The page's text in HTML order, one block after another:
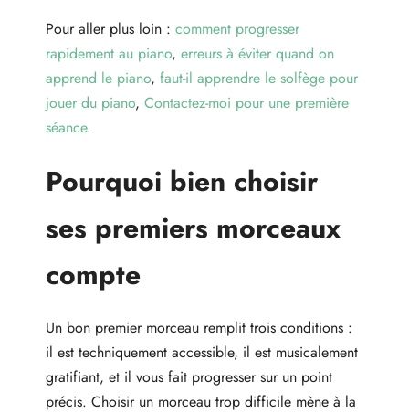
Pour aller plus loin : comment progresser
rapidement au piano, erreurs à éviter quand on
apprend le piano, faut-il apprendre le solfège pour
jouer du piano, Contactez-moi pour une première
séance.
Pourquoi bien choisir
ses premiers morceaux
compte
Un bon premier morceau remplit trois conditions :
il est techniquement accessible, il est musicalement
gratifiant, et il vous fait progresser sur un point
précis. Choisir un morceau trop difficile mène à la